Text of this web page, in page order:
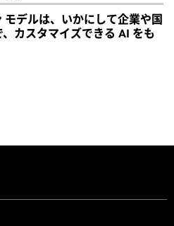
デルは、いかにして企業や国
カスタマイズできる AI をも